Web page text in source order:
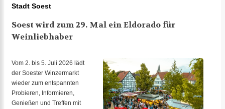
Stadt Soest
Soest wird zum 29. Mal ein Eldorado für
Weinliebhaber
Vom 2. bis 5. Juli 2026 lädt
der Soester Winzermarkt
wieder zum entspannten
Probieren, Informieren,
Genießen und Treffen mit